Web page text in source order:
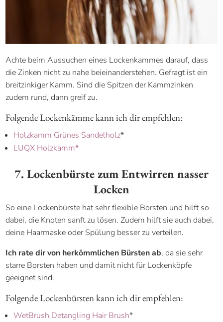
Achte beim Aussuchen eines Lockenkammes darauf, dass
die Zinken nicht zu nahe beieinanderstehen. Gefragt ist ein
breitzinkiger Kamm. Sind die Spitzen der Kammzinken
zudem rund, dann greif zu.
Folgende Lockenkämme kann ich dir empfehlen:
Holzkamm Grünes Sandelholz*
LUQX Holzkamm*
7. Lockenbürste zum Entwirren nasser
Locken
So eine Lockenbürste hat sehr flexible Borsten und hilft so
dabei, die Knoten sanft zu lösen. Zudem hilft sie auch dabei,
deine Haarmaske oder Spülung besser zu verteilen.
Ich rate dir von herkömmlichen Bürsten ab, da sie sehr
starre Borsten haben und damit nicht für Lockenköpfe
geeignet sind.
Folgende Lockenbürsten kann ich dir empfehlen:
WetBrush Detangling Hair Brush*